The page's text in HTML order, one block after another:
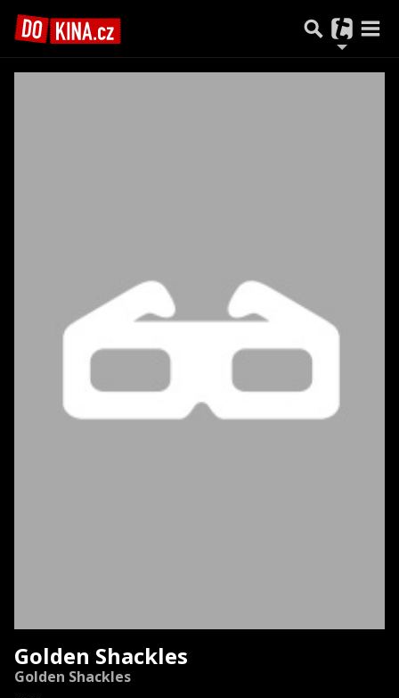
Golden Shackles
Golden Shackles